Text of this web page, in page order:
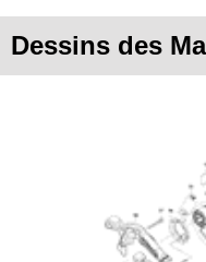
Dessins des